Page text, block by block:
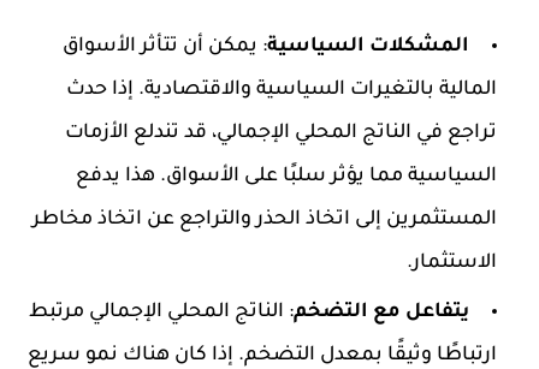
المشكلات السياسية: يمكن أن تتأثر الأسواق
المالية بالتغيرات السياسية والاقتصادية. إذا حدث
تراجع في الناتج المحلي الإجمالي، قد تندلع الأزمات
السياسية مما يؤثر سلبًا على الأسواق. هذا يدفع
المستثمرين إلى اتخاذ الحذر والتراجع عن اتخاذ مخاطر
الاستثمار.
يتفاعل مع التضخم: الناتج المحلي الإجمالي مرتبط
ارتباطًا وثيقًا بمعدل التضخم. إذا كان هناك نمو سريع